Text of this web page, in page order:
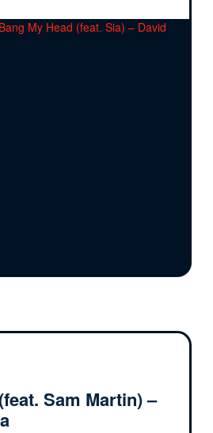
Sam Martin) –